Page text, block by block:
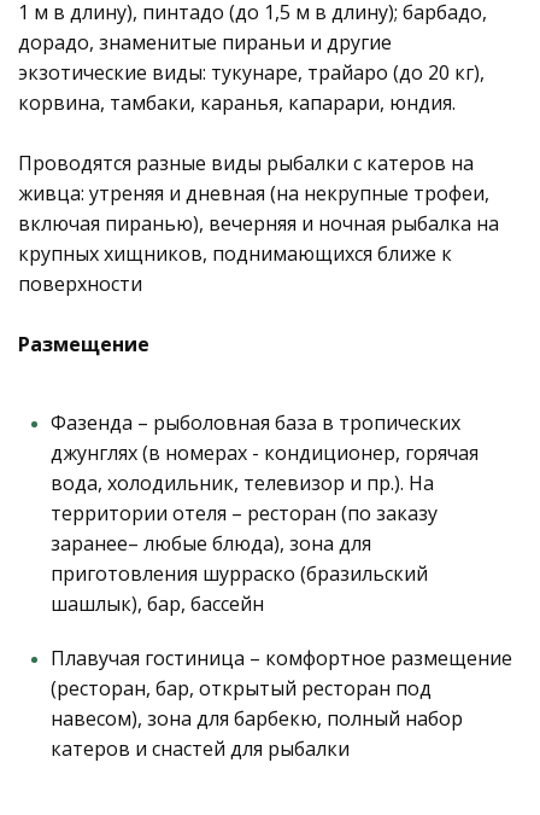
1 м в длину), пинтадо (до 1,5 м в длину); барбадо,
дорадо, знаменитые пираньи и другие
экзотические виды: тукунаре, трайаро (до 20 кг),
корвина, тамбаки, каранья, капарари, юндия.
Проводятся разные виды рыбалки с катеров на
живца: утреняя и дневная (на некрупные трофеи,
включая пиранью), вечерняя и ночная рыбалка на
крупных хищников, поднимающихся ближе к
поверхности
Размещение
Фазенда – рыболовная база в тропических
джунглях (в номерах - кондиционер, горячая
вода, холодильник, телевизор и пр.). На
территории отеля – ресторан (по заказу
заранее– любые блюда), зона для
приготовления шурраско (бразильский
шашлык), бар, бассейн
Плавучая гостиница – комфортное размещение
(ресторан, бар, открытый ресторан под
навесом), зона для барбекю, полный набор
катеров и снастей для рыбалки